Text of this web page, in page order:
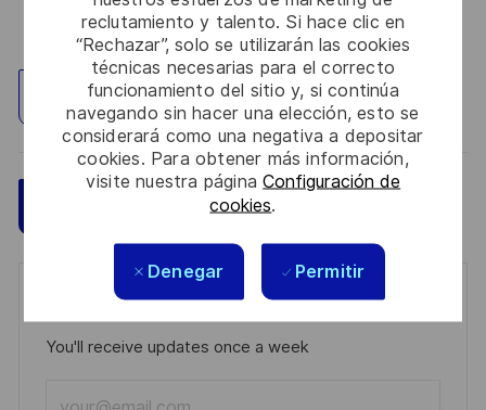
reclutamiento y talento. Si hace clic en
“Rechazar”, solo se utilizarán las cookies
técnicas necesarias para el correcto
funcionamiento del sitio y, si continúa
navegando sin hacer una elección, esto se
considerará como una negativa a depositar
cookies. Para obtener más información,
visite nuestra páginaConfiguración de
cookies.
Denegar Permitir
Explorar ubicación
Guardar
Get notified for similar jobs
You'll receive updates once a week